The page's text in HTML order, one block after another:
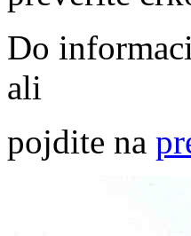
Do
ali
pojdite na